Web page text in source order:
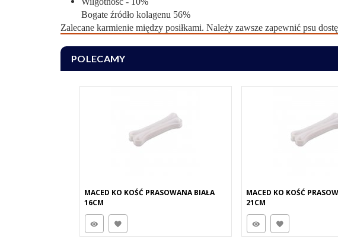
Bogate źródło kolagenu 56%
Zalecane karmienie między posiłkami. Należy zawsze zapewnić psu
POLECAMY
MACED KO KOŚĆ PRASOWANA BIAŁA
16CM
MACED KO KOŚĆ
21CM